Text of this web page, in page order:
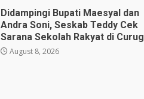
Didampingi Bupati Maesyal dan
Andra Soni, Seskab Teddy Cek
Sarana Sekolah Rakyat di Curug
August 8, 2026